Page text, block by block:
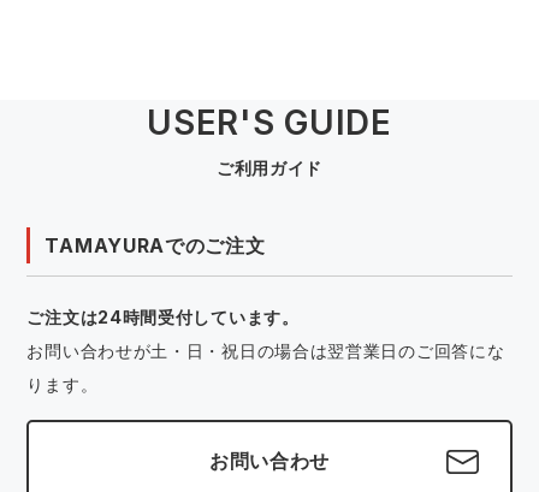
USER'S GUIDE
ご利用ガイド
TAMAYURAでのご注文
ご注文は24時間受付しています。
お問い合わせが土・日・祝日の場合は翌営業日のご回答にな
ります。
お問い合わせ